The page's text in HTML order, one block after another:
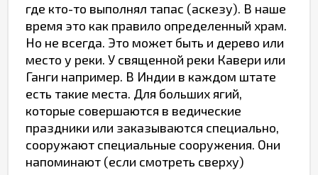
где кто-то выполнял тапас (аскезу). В наше
время это как правило определенный храм.
Но не всегда. Это может быть и дерево или
место у реки. У священной реки Кавери или
Ганги например. В Индии в каждом штате
есть такие места. Для больших ягий,
которые совершаются в ведические
праздники или заказываются специально,
сооружают специальные сооружения. Они
напоминают (если смотреть сверху)